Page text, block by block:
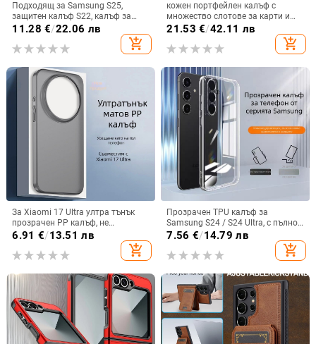
Подходящ за Samsung S25,
защитен калъф S22, калъф за
мобилен телефон Edge Drill, S24,
прозрачен магнитен държач със
стрази A56, брокат против
11.28 €/22.06 лв
add_shopping_cart
кожен портфейлен калъф с
множество слотове за карти и
цип за iPhone 11–17 Pro Max, XR,
21.53 €/42.11 лв
add_shopping_cart
За Xiaomi 17 Ultra ултра тънък
прозрачен PP калъф, не
пожълтява, матиран финиш и
6.91 €/13.51 лв
add_shopping_cart
Прозрачен TPU калъф за
Samsung S24 / S24 Ultra, с пълно
покритие и защита на камерата
7.56 €/14.79 лв
add_shopping_cart